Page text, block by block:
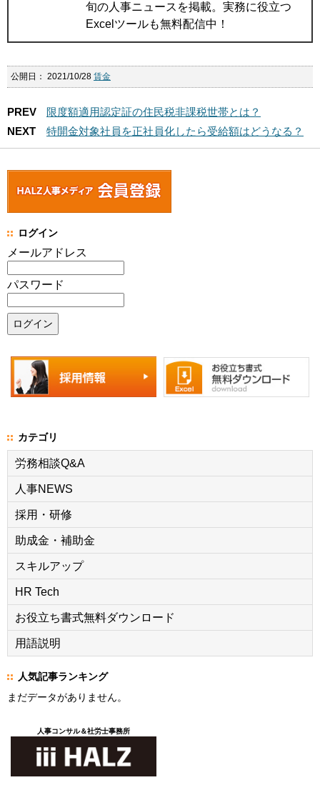
旬の人事ニュースを掲載。実務に役立つ
Excelツールも無料配信中！
公開日： 2021/10/28 賃金
PREV
限度額適用認定証の住民税非課税世帯とは？
NEXT
特開金対象社員を正社員化したら受給額はどうなる？
ログイン
メールアドレス
パスワード
カテゴリ
労務相談Q&A
人事NEWS
採用・研修
助成金・補助金
スキルアップ
HR Tech
お役立ち書式無料ダウンロード
用語説明
人気記事ランキング
まだデータがありません。
人事コンサル＆社労士事務所